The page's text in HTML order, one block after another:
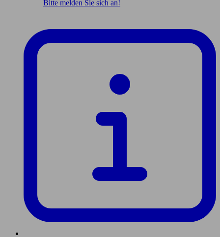
Bitte melden Sie sich an!